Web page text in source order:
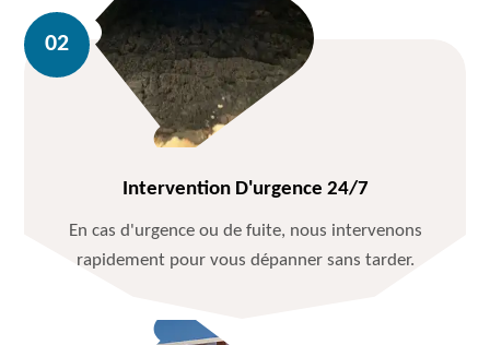
Intervention D'urgence 24/7
En cas d'urgence ou de fuite, nous intervenons
rapidement pour vous dépanner sans tarder.